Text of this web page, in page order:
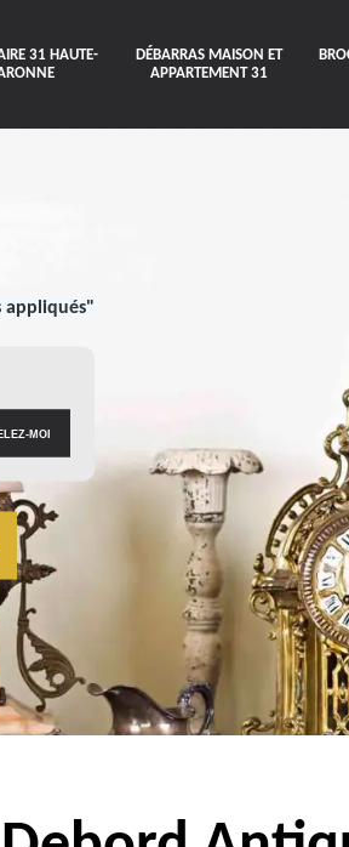
31 HAUTE-
DÉBARRAS MAISON ET
APPARTEMENT 31
appliqués"